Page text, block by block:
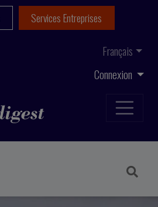
Connexion
Français
Services Entreprises